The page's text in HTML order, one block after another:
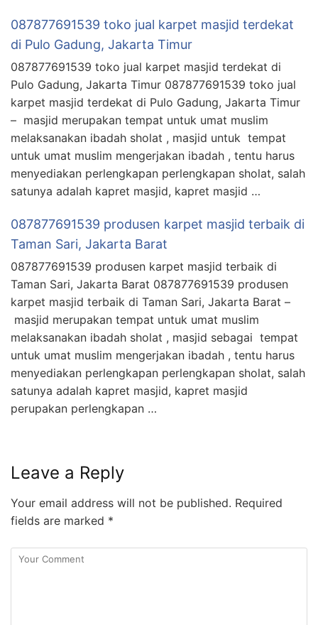
087877691539 toko jual karpet masjid terdekat
di Pulo Gadung, Jakarta Timur
087877691539 toko jual karpet masjid terdekat di
Pulo Gadung, Jakarta Timur 087877691539 toko jual
karpet masjid terdekat di Pulo Gadung, Jakarta Timur
– masjid merupakan tempat untuk umat muslim
melaksanakan ibadah sholat , masjid untuk tempat
untuk umat muslim mengerjakan ibadah , tentu harus
menyediakan perlengkapan perlengkapan sholat, salah
satunya adalah kapret masjid, kapret masjid …
087877691539 produsen karpet masjid terbaik di
Taman Sari, Jakarta Barat
087877691539 produsen karpet masjid terbaik di
Taman Sari, Jakarta Barat 087877691539 produsen
karpet masjid terbaik di Taman Sari, Jakarta Barat –
masjid merupakan tempat untuk umat muslim
melaksanakan ibadah sholat , masjid sebagai tempat
untuk umat muslim mengerjakan ibadah , tentu harus
menyediakan perlengkapan perlengkapan sholat, salah
satunya adalah kapret masjid, kapret masjid
perupakan perlengkapan …
Leave a Reply
Your email address will not be published. Required
fields are marked *